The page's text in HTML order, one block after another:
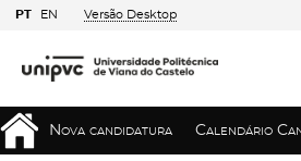
PT EN Versão Desktop
Nova candidatura Calendário